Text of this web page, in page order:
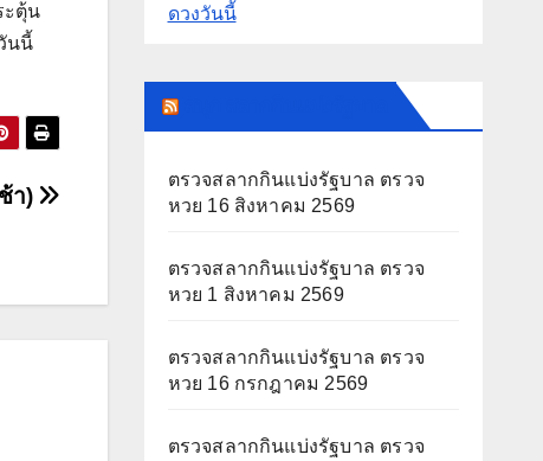
ะตุ้น
นนี้
า)
ดวงวันนี้
ตรวจสลากกินแบ่งรัฐบาล ตรวจ
หวย 16 สิงหาคม 2569
ตรวจสลากกินแบ่งรัฐบาล ตรวจ
หวย 1 สิงหาคม 2569
ตรวจสลากกินแบ่งรัฐบาล ตรวจ
หวย 16 กรกฎาคม 2569
ตรวจสลากกินแบ่งรัฐบาล ตรวจ